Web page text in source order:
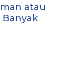
atau
Banyak